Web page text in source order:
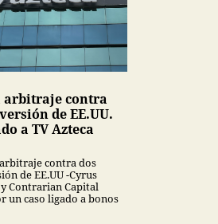
arbitraje contra
de EE.UU.
a TV Azteca
contra dos
de EE.UU -Cyrus
Contrarian Capital
un caso ligado a bonos